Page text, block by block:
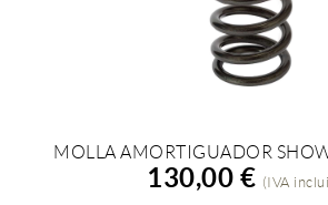
AÑADIR A LA COMPRA
MOLLA AMORTIGUADOR
130,00 € (IVA